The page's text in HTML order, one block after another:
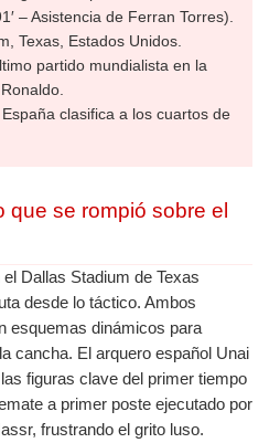
– Asistencia de Ferran Torres).
Texas, Estados Unidos.
partido mundialista en la
España clasifica a los cuartos de
que se rompió sobre el
Dallas Stadium de Texas
desde lo táctico. Ambos
esquemas dinámicos para
cancha. El arquero español Unai
figuras clave del primer tiempo
a primer poste ejecutado por
frustrando el grito luso.